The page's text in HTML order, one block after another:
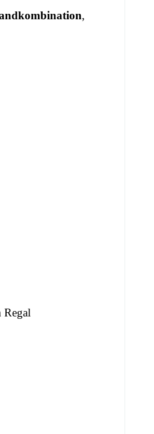
,
Regal